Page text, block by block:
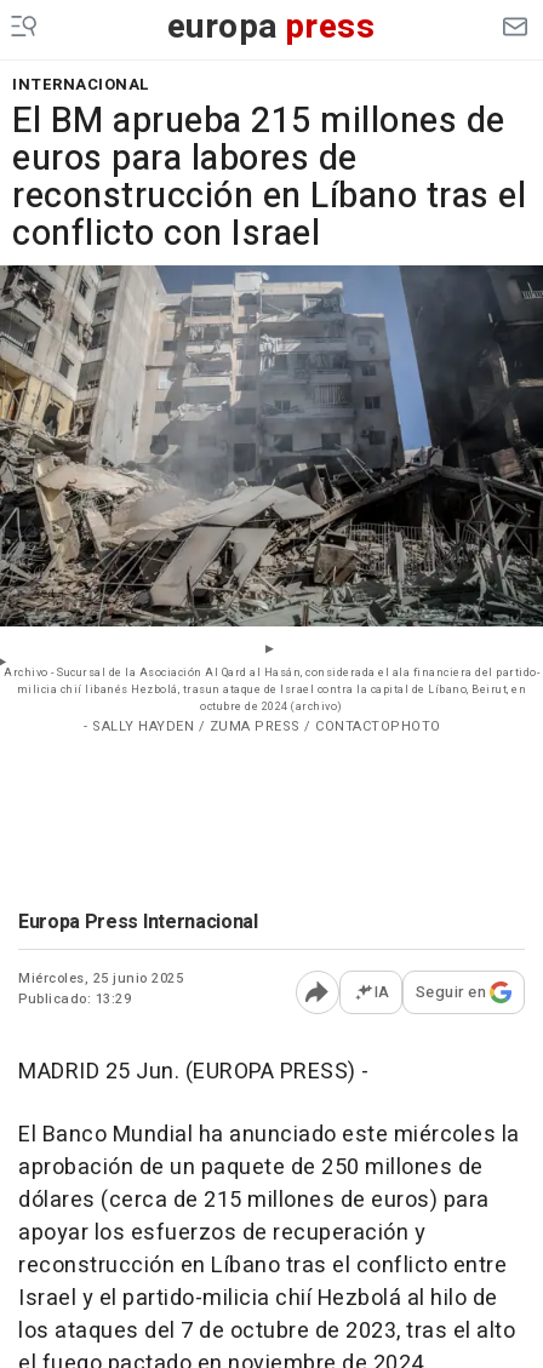
europa press
INTERNACIONAL
El BM aprueba 215 millones de
euros para labores de
reconstrucción en Líbano tras el
conflicto con Israel
Archivo - Sucursal de la Asociación Al Qard al Hasán, considerada el ala financiera del partido-
milicia chií libanés Hezbolá, trasun ataque de Israel contra la capital de Líbano, Beirut, en
octubre de 2024 (archivo)
- SALLY HAYDEN / ZUMA PRESS / CONTACTOPHOTO
Europa Press Internacional
Miércoles, 25 junio 2025
Publicado: 13:29
Abrir opciones para
IA Seguir en
MADRID 25 Jun. (EUROPA PRESS) -
El Banco Mundial ha anunciado este miércoles la
aprobación de un paquete de 250 millones de
dólares (cerca de 215 millones de euros) para
apoyar los esfuerzos de recuperación y
reconstrucción en Líbano tras el conflicto entre
Israel y el partido-milicia chií Hezbolá al hilo de
los ataques del 7 de octubre de 2023, tras el alto